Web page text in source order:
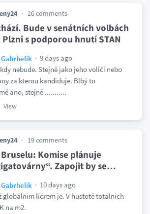
26 comments
Bude v senátních volbách
s podporou hnutí STAN
Gabrhelik
9 days ago
nebude. Stejně jako jeho voliči nebo
za kterou kandiduje. Blbý to
ano, stejně ...........
View
19 comments
Komise plánuje
Zapojit by se…
Gabrhelik
10 days ago
globálním lídrem je. V hustotě totálních
na m2.